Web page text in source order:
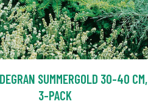
SUMMERGOLD 30-40 CM,
3-PACK